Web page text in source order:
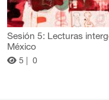
Sesión 5: Lecturas
México
5 | 0